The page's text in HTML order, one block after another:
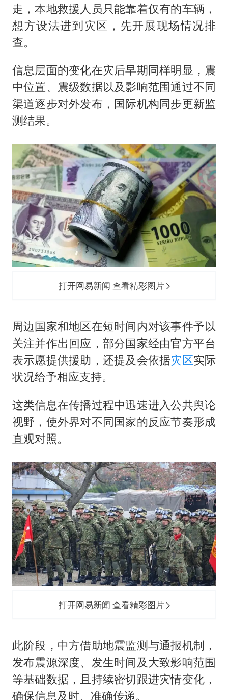
走，本地救援人员只能靠着仅有的车辆，
想方设法进到灾区，先开展现场情况排
查。
信息层面的变化在灾后早期同样明显，震
中位置、震级数据以及影响范围通过不同
渠道逐步对外发布，国际机构同步更新监
测结果。
打开网易新闻 查看精彩图片
周边国家和地区在短时间内对该事件予以
关注并作出回应，部分国家经由官方平台
表示愿提供援助，还提及会依据灾区实际
状况给予相应支持。
这类信息在传播过程中迅速进入公共舆论
视野，使外界对不同国家的反应节奏形成
直观对照。
打开网易新闻 查看精彩图片
此阶段，中方借助地震监测与通报机制，
发布震源深度、发生时间及大致影响范围
等基础数据，且持续密切跟进灾情变化，
确保信息及时、准确传递。